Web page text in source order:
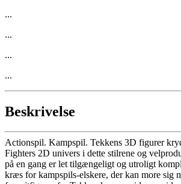
...
...
...
...
Beskrivelse
Actionspil. Kampspil. Tekkens 3D figurer
Fighters 2D univers i dette stilrene og
på en gang er let tilgængeligt og utroligt
kræs for kampspils-elskere, der kan more sig